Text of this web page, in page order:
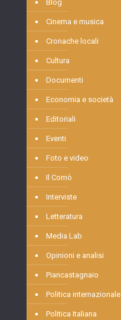
Blog
Cinema e musica
Cronache locali
Cultura
Documenti
Economia e società
Editoriali
Eventi
Foto e video
Il Comò
Interviste
Letteratura
Media Lab
Opinioni e analisi
Piancastagnaio
Politica internazionale
Politica Italiana